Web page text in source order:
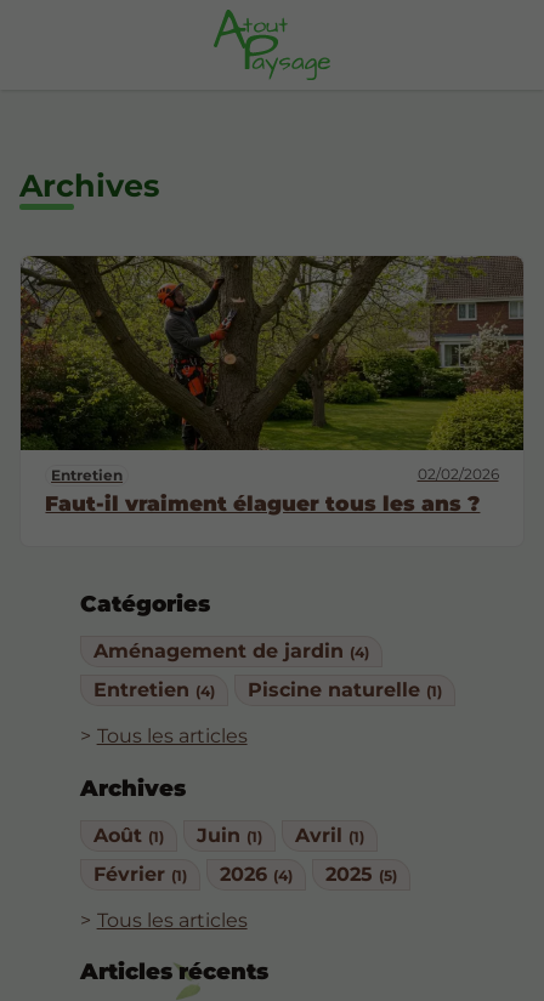
Catégories
Aménagement de jardin (4)
Entretien (4) Piscine naturelle (1)
Tous les articles
Archives
Août (1) Juin (1) Avril (1)
Février (1) 2026 (4) 2025 (5)
Tous les articles
Articles récents
Archives
Entretien 02/02/2026
Faut-il vraiment élaguer tous les ans ?